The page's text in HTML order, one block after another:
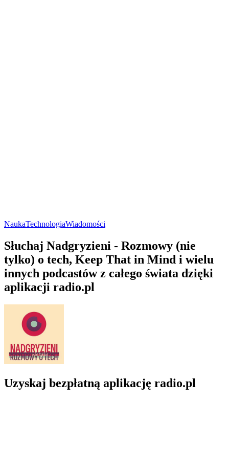
NaukaTechnologiaWiadomości
Słuchaj Nadgryzieni - Rozmowy (nie
tylko) o tech, Keep That in Mind i wielu
innych podcastów z całego świata dzięki
aplikacji radio.pl
Uzyskaj bezpłatną aplikację radio.pl